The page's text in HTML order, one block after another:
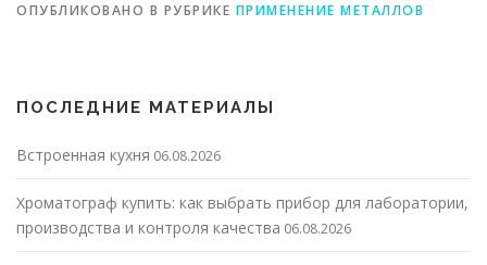
ОПУБЛИКОВАНО В РУБРИКЕ ПРИМЕНЕНИЕ МЕТАЛЛОВ
ПОСЛЕДНИЕ МАТЕРИАЛЫ
Встроенная кухня 06.08.2026
Хроматограф купить: как выбрать прибор для лаборатории,
производства и контроля качества 06.08.2026